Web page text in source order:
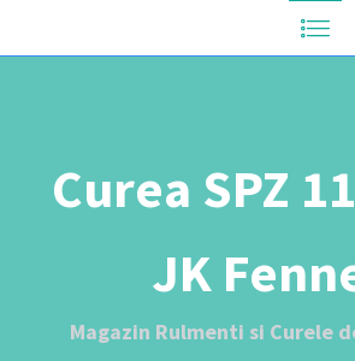
Curea SPZ
JK
Magazin Rulmenti si Curele